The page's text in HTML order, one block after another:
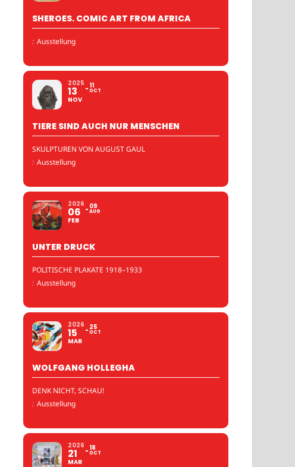
SHEROES. COMIC ART FROM AFRICA
: Ausstellung
2025
13
NOV
11
OCT
TIERE SIND AUCH NUR MENSCHEN
SKULPTUREN VON AUGUST GAUL
: Ausstellung
2026
06
FEB
09
AUG
UNTER DRUCK
POLITISCHE PLAKATE 1918–1933
: Ausstellung
2026
15
MAR
25
OCT
WOLFGANG HOLLEGHA
DENK NICHT, SCHAU!
: Ausstellung
2026
21
MAR
18
OCT